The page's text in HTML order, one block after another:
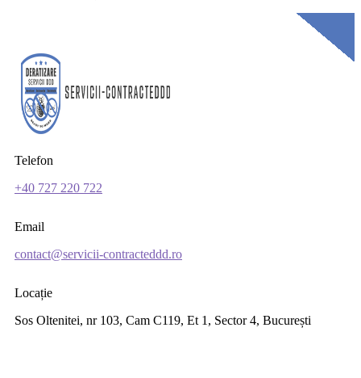
Telefon
+40 727 220 722
Email
contact@servicii-contracteddd.ro
Locație
Sos Oltenitei, nr 103, Cam C119, Et 1, Sector 4, București